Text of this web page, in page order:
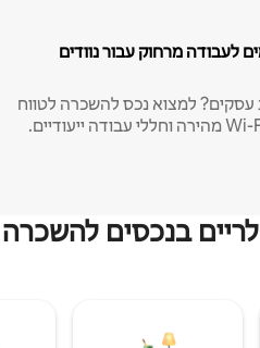
לעבודה מרחוק עבור נוודים
עסקים? למצוא נכס להשכרה לטווח
בנכסים